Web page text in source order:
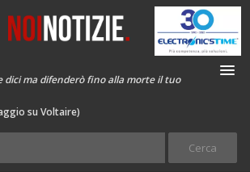
dici ma difenderò fino alla morte il tuo
su Voltaire)